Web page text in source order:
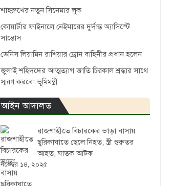
শাহরুখের নতুন সিনেমার লুক
কোয়ার্টার ফাইনালে নেইমারের দুর্দান্ত অ্যাসিস্টে
সান্তোস
ডেনিস লিয়ামিন রাশিয়ার ড্রোন বাহিনীর প্রধান হলেন
জুলাই শহিদদের আত্মত্যাগ জাতি চিরকাল শ্রদ্ধার সাথে
স্মরণ করবে: ভূমিমন্ত্রী
আইন আদালত
রাজশাহীতে বিচারকের ভাড়া বাসায়
ছুরিকাঘাতে ছেলে নিহত, স্ত্রী গুরুতর
আহত, ঘাতক আটক
নভেম্বর ১৪, ২০২৫